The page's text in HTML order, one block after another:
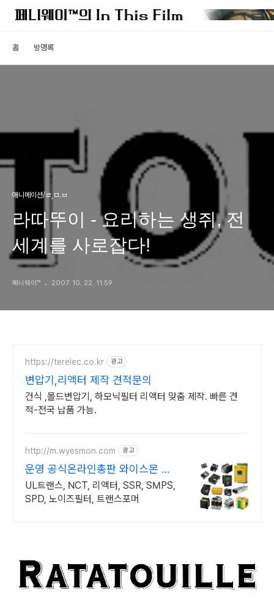
홈 방명록
애니메이션/ㄹ,ㅁ.ㅂ
라따뚜이 - 요리하는 생쥐, 전
세계를 사로잡다!
페니웨이™ 2007. 10. 22. 11:59
https://terelec.co.kr 광고
변압기,리액터 제작 견적문의
건식 ,몰드변압기, 하모닉필터 리액터 맞춤 제작. 빠른 견
적-전국 납품 가능.
http://m.wyesmon.com 광고
운영 공식온라인총판 와이스몬 계
산서발행 대량구매 상담환영
UL트랜스, NCT, 리액터, SSR, SMPS,
SPD, 노이즈필터, 트랜스포머